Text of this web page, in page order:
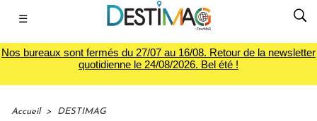
☰
Nos bureaux sont fermés du 27/07 au 16/08. Retour de la newsletter
quotidienne le 24/08/2026. Bel été !
Accueil > DESTIMAG